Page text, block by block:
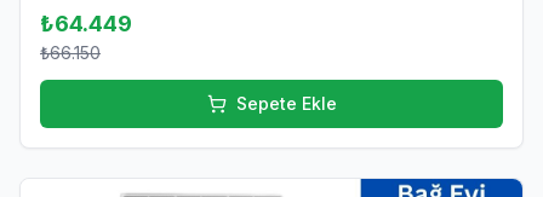
₺64.449
₺66.150
Sepete Ekle